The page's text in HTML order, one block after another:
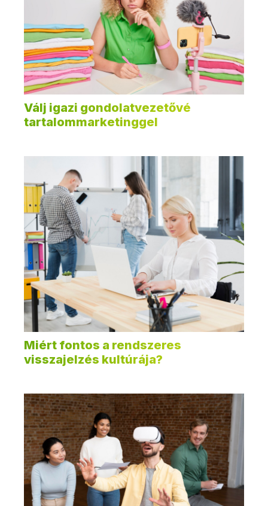
Válj igazi gondolatvezetővé
tartalommarketinggel
Miért fontos a rendszeres
visszajelzés kultúrája?